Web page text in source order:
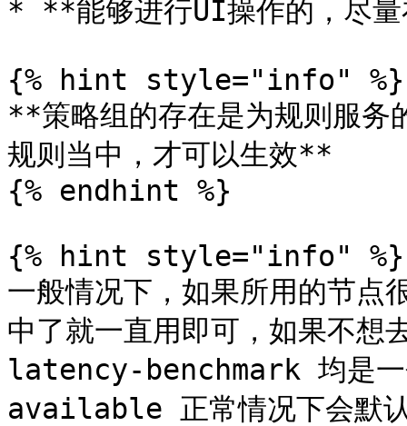
* **能够进行UI操作的，尽
{% hint style="info" %}
**策略组的存在是为规则服务
规则当中，才可以生效**
{% endhint %}
{% hint style="info" %}
一般情况下，如果所用的节
中了就一直用即可，如果
latency-benchmark 均是一
available 正常情况下会默认